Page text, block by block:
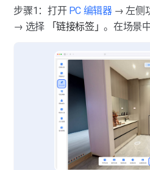
导览讲解-讲解
图像美化-图像滤镜
图像美化-去除设备
模型标注-模型美化
点位管理
点位调整-PC端
步骤1：打开 PC 编辑器 → 左侧
→ 选择
「链接标签」。在场景